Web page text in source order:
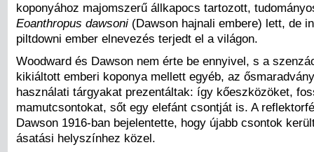
koponyához majomszerű állkapocs tartozott,
Eoanthropus dawsoni (Dawson hajnali embere) lett, de
piltdowni ember elnevezés terjedt el a világon.
Woodward és Dawson nem érte be ennyivel, s a
kikiáltott emberi koponya mellett egyéb, az
használati tárgyakat prezentáltak: így kőeszközöket,
mamutcsontokat, sőt egy elefánt csontját is. A
Dawson 1916-ban bejelentette, hogy újabb csontok
ásatási helyszínhez közel.